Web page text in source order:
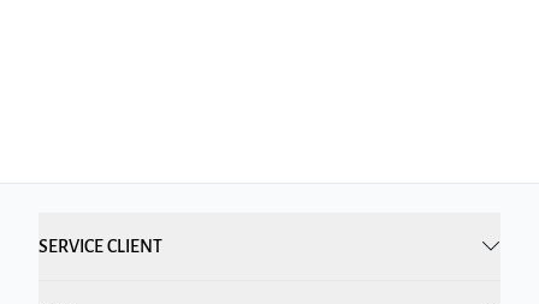
SERVICE CLIENT